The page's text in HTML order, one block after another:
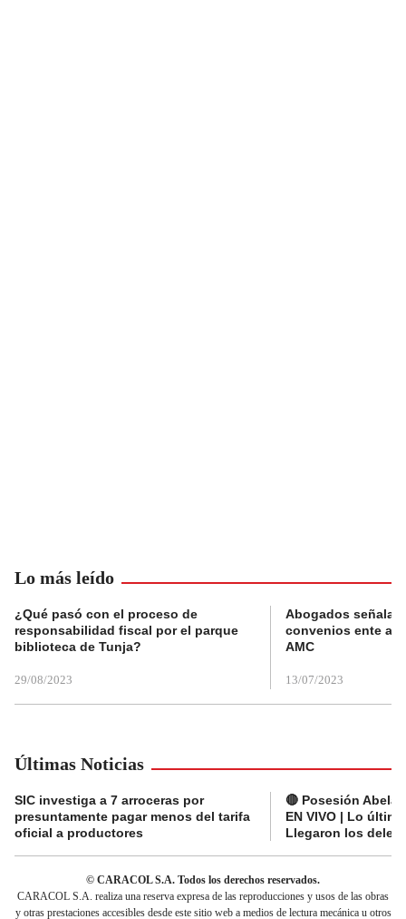
Lo más leído
¿Qué pasó con el proceso de
responsabilidad fiscal por el parque
biblioteca de Tunja?
29/08/2023
Abogados
convenios ente
AMC
13/07/2023
Últimas Noticias
SIC investiga a 7 arroceras por
presuntamente pagar menos del tarifa
oficial a productores
🔴 Posesión
EN VIVO | Lo
Llegaron los
© CARACOL S.A. Todos los derechos reservados.
CARACOL S.A. realiza una reserva expresa de las reproducciones y usos de las obras
y otras prestaciones accesibles desde este sitio web a medios de lectura mecánica u otros